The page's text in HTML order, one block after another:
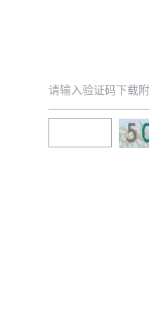
请输入验证码下载